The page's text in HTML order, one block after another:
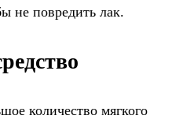
не повредить лак.
количество мягкого